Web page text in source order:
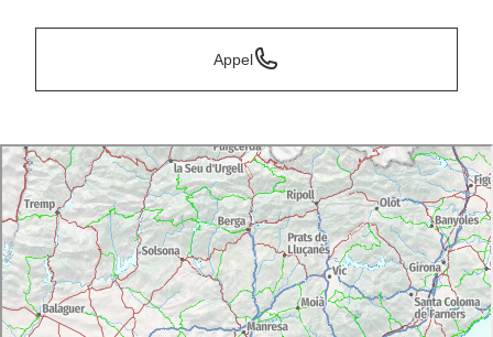
Appel